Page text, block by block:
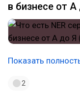
в бизнесе от
Показать
2